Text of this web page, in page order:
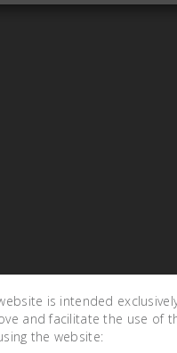
is intended
and facilitate the use of
the website: